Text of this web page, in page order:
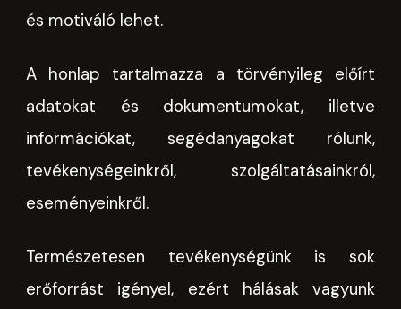
és motiváló lehet.
A honlap tartalmazza a törvényileg előírt
adatokat és dokumentumokat, illetve
információkat, segédanyagokat rólunk,
tevékenységeinkről, szolgáltatásainkról,
eseményeinkről.
Természetesen tevékenységünk is sok
erőforrást igényel, ezért hálásak vagyunk